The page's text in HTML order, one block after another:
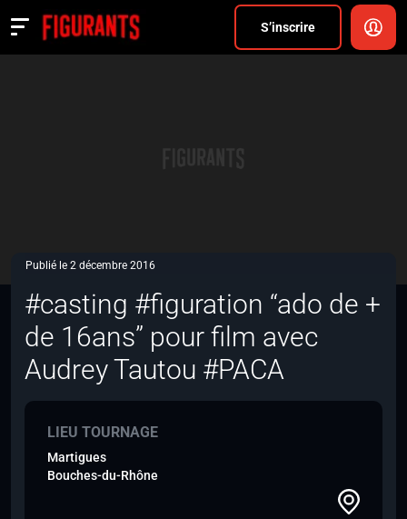
S’inscrire
Actualités
Publié le 2 décembre 2016
#casting #figuration “ado de +
de 16ans” pour film avec
Audrey Tautou #PACA
LIEU TOURNAGE
Martigues
Bouches-du-Rhône